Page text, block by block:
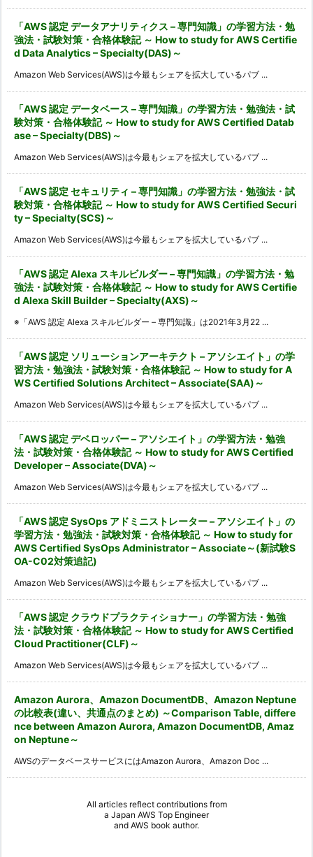
「AWS 認定 データアナリティクス – 専門知識」の学習方法・勉
強法・試験対策・合格体験記 ～ How to study for AWS Certifie
d Data Analytics – Specialty(DAS)～
Amazon Web Services(AWS)は今最もシェアを拡大しているパブ ...
「AWS 認定 データベース – 専門知識」の学習方法・勉強法・試
験対策・合格体験記 ～ How to study for AWS Certified Datab
ase – Specialty(DBS)～
Amazon Web Services(AWS)は今最もシェアを拡大しているパブ ...
「AWS 認定 セキュリティ – 専門知識」の学習方法・勉強法・試
験対策・合格体験記 ～ How to study for AWS Certified Securi
ty – Specialty(SCS)～
Amazon Web Services(AWS)は今最もシェアを拡大しているパブ ...
「AWS 認定 Alexa スキルビルダー – 専門知識」の学習方法・勉
強法・試験対策・合格体験記 ～ How to study for AWS Certifie
d Alexa Skill Builder – Specialty(AXS)～
※「AWS 認定 Alexa スキルビルダー – 専門知識」は2021年3月22 ...
「AWS 認定 ソリューションアーキテクト – アソシエイト」の学
習方法・勉強法・試験対策・合格体験記 ～ How to study for A
WS Certified Solutions Architect – Associate(SAA)～
Amazon Web Services(AWS)は今最もシェアを拡大しているパブ ...
「AWS 認定 デベロッパー – アソシエイト」の学習方法・勉強
法・試験対策・合格体験記 ～ How to study for AWS Certified
Developer – Associate(DVA)～
Amazon Web Services(AWS)は今最もシェアを拡大しているパブ ...
「AWS 認定 SysOps アドミニストレーター – アソシエイト」の
学習方法・勉強法・試験対策・合格体験記 ～ How to study for
AWS Certified SysOps Administrator – Associate～(新試験S
OA-C02対策追記)
Amazon Web Services(AWS)は今最もシェアを拡大しているパブ ...
「AWS 認定 クラウドプラクティショナー」の学習方法・勉強
法・試験対策・合格体験記 ～ How to study for AWS Certified
Cloud Practitioner(CLF)～
Amazon Web Services(AWS)は今最もシェアを拡大しているパブ ...
Amazon Aurora、Amazon DocumentDB、Amazon Neptune
の比較表(違い、共通点のまとめ) ～Comparison Table, differe
nce between Amazon Aurora, Amazon DocumentDB, Amaz
on Neptune～
AWSのデータベースサービスにはAmazon Aurora、Amazon Doc ...
All articles reflect contributions from
a Japan AWS Top Engineer
and AWS book author.